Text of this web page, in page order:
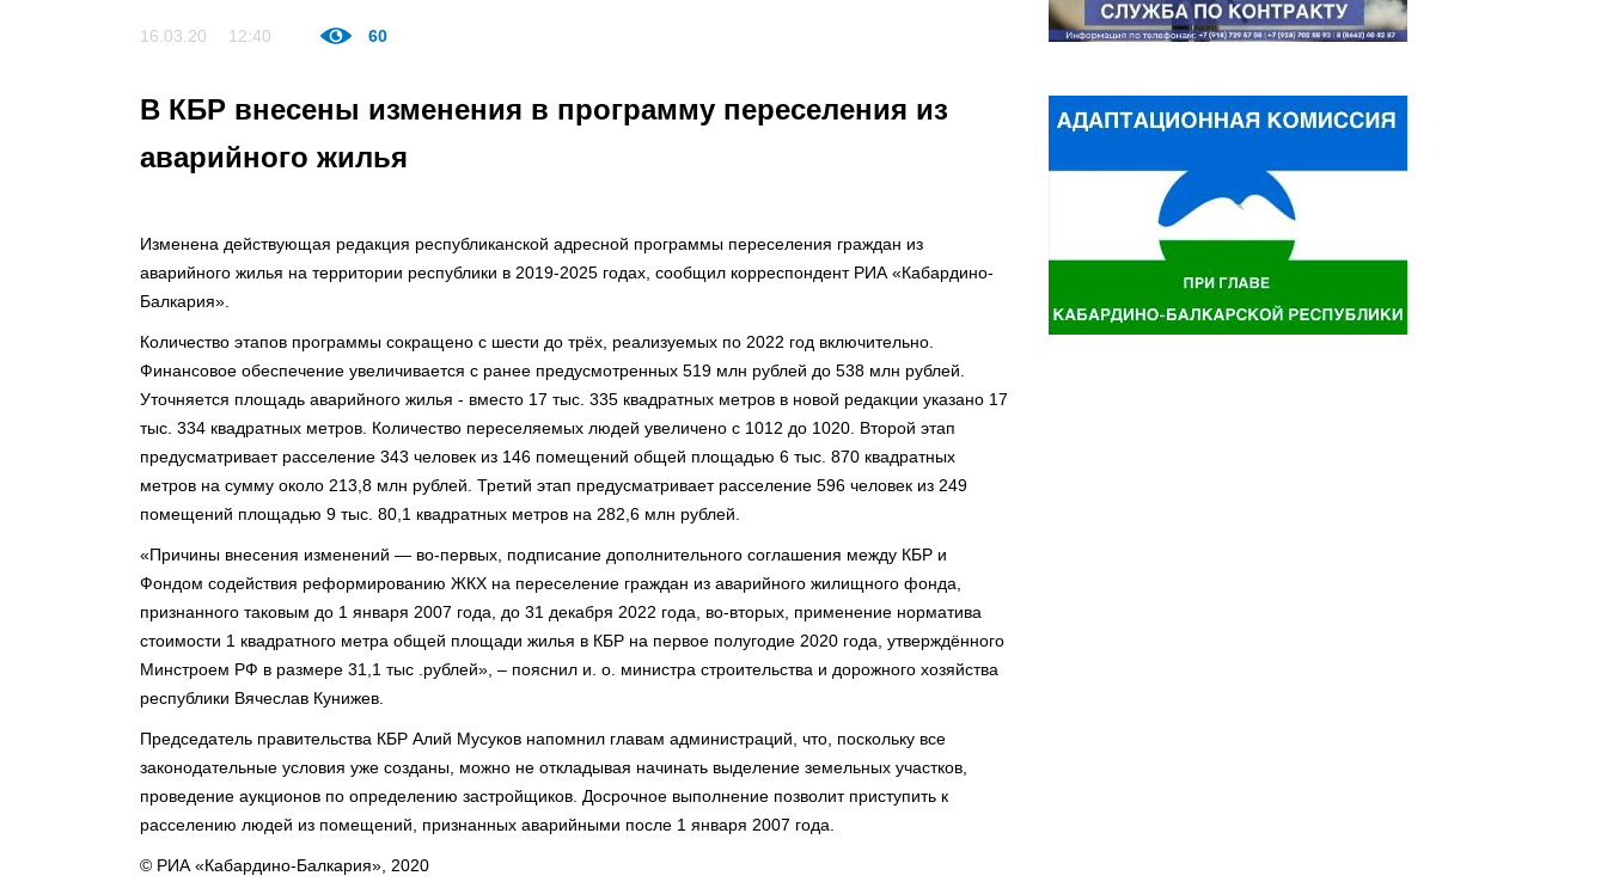
16.03.20 12:40 60
В КБР внесены изменения в программу переселения из
аварийного жилья
Изменена действующая редакция республиканской адресной программы переселения граждан из
аварийного жилья на территории республики в 2019-2025 годах, сообщил корреспондент РИА «Кабардино-
Балкария».
Количество этапов программы сокращено с шести до трёх, реализуемых по 2022 год включительно.
Финансовое обеспечение увеличивается с ранее предусмотренных 519 млн рублей до 538 млн рублей.
Уточняется площадь аварийного жилья - вместо 17 тыс. 335 квадратных метров в новой редакции указано 17
тыс. 334 квадратных метров. Количество переселяемых людей увеличено с 1012 до 1020. Второй этап
предусматривает расселение 343 человек из 146 помещений общей площадью 6 тыс. 870 квадратных
метров на сумму около 213,8 млн рублей. Третий этап предусматривает расселение 596 человек из 249
помещений площадью 9 тыс. 80,1 квадратных метров на 282,6 млн рублей.
«Причины внесения изменений — во-первых, подписание дополнительного соглашения между КБР и
Фондом содействия реформированию ЖКХ на переселение граждан из аварийного жилищного фонда,
признанного таковым до 1 января 2007 года, до 31 декабря 2022 года, во-вторых, применение норматива
стоимости 1 квадратного метра общей площади жилья в КБР на первое полугодие 2020 года, утверждённого
Минстроем РФ в размере 31,1 тыс .рублей», – пояснил и. о. министра строительства и дорожного хозяйства
республики Вячеслав Кунижев.
Председатель правительства КБР Алий Мусуков напомнил главам администраций, что, поскольку все
законодательные условия уже созданы, можно не откладывая начинать выделение земельных участков,
проведение аукционов по определению застройщиков. Досрочное выполнение позволит приступить к
расселению людей из помещений, признанных аварийными после 1 января 2007 года.
© РИА «Кабардино-Балкария», 2020